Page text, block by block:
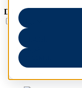
Dil
Türkçe
عربى